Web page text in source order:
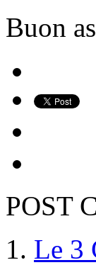
Buon
POST
Le 3